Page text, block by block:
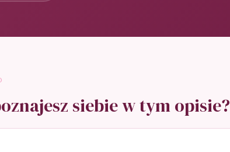
siebie w tym opisie?